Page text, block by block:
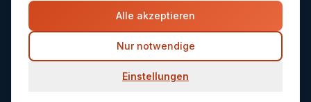
Cookie-Einstellungen
Alle akzeptieren
Nur notwendige
Einstellungen